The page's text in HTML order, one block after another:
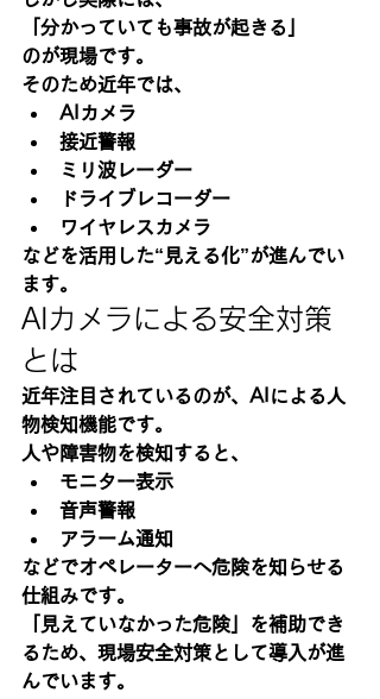
「分かっていても事故が起きる」
のが現場です。
そのため近年では、
AIカメラ
接近警報
ミリ波レーダー
ドライブレコーダー
ワイヤレスカメラ
などを活用した“見える化”が進んでい
ます。
AIカメラによる安全対策
とは
近年注目されているのが、AIによる人
物検知機能です。
人や障害物を検知すると、
モニター表示
音声警報
アラーム通知
などでオペレーターへ危険を知らせる
仕組みです。
「見えていなかった危険」を補助でき
るため、現場安全対策として導入が進
んでいます。